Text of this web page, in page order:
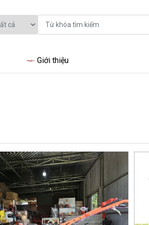
Giới thiệu